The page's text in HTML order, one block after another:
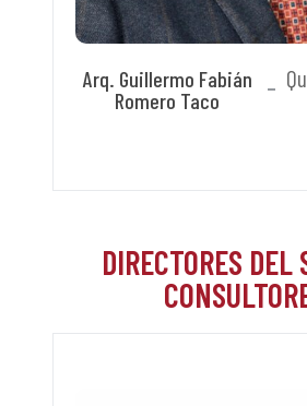
Arq. Guillermo Fabián
Romero Taco
DIRECTORES DEL